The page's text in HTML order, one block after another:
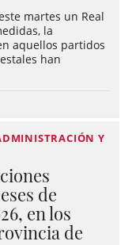
martes un Real
la
aquellos partidos
han
Y
de
en los
de